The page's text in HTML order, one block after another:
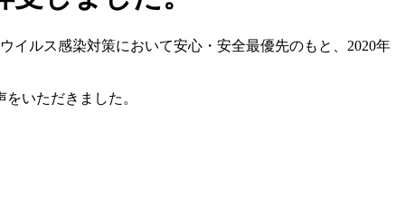
イルス感染対策において安心・安全最優先のもと、2020年
いただきました。